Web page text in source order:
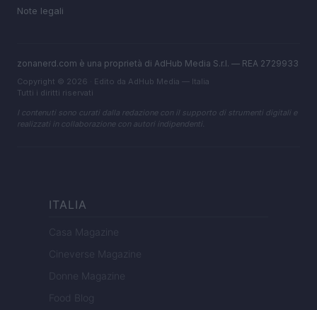
Note legali
zonanerd.com è una proprietà di AdHub Media S.r.l. — REA 2729933
Copyright © 2026 · Edito da AdHub Media — Italia
Tutti i diritti riservati
I contenuti sono curati dalla redazione con il supporto di strumenti digitali e
realizzati in collaborazione con autori indipendenti.
ITALIA
Casa Magazine
Cineverse Magazine
Donne Magazine
Food Blog